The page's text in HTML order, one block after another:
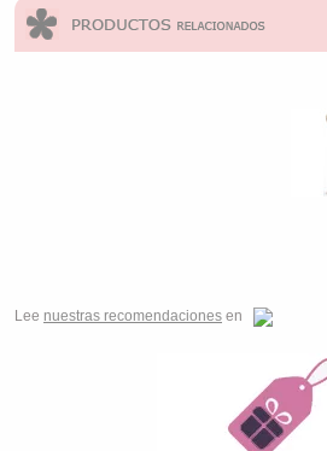
Lee nuestras recomendaciones en